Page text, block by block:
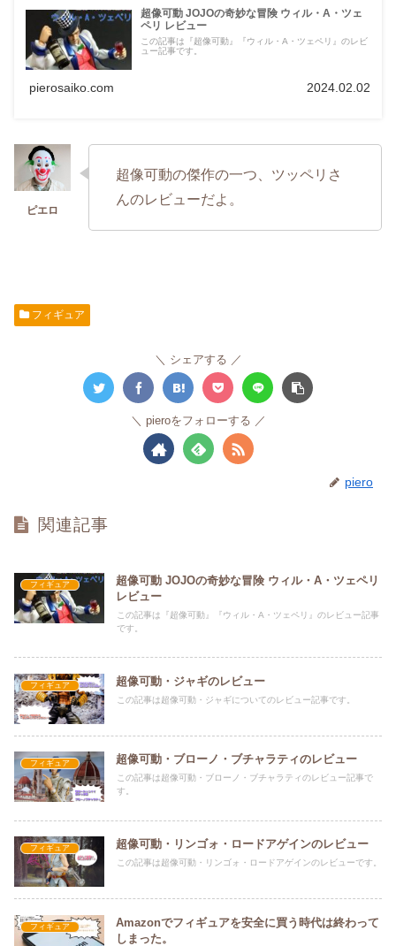
超像可動 JOJOの奇妙な冒険 ウィル・A・ツェ
ペリ レビュー
この記事は『超像可動』『ウィル・A・ツェペリ』のレビ
ュー記事です。
pierosaiko.com 2024.02.02
超像可動の傑作の一つ、ツッペリさ
んのレビューだよ。
フィギュア
シェアする
pieroをフォローする
piero
関連記事
フィギュア
超像可動 JOJOの奇妙な冒険 ウィル・A・ツェペリ
レビュー
この記事は『超像可動』『ウィル・A・ツェペリ』のレビュー記事
です。
フィギュア 超像可動・ジャギのレビュー
この記事は超像可動・ジャギについてのレビュー記事です。
フィギュア 超像可動・ブローノ・ブチャラティのレビュー
この記事は超像可動・ブローノ・ブチャラティのレビュー記事で
す。
フィギュア 超像可動・リンゴォ・ロードアゲインのレビュー
この記事は超像可動・リンゴォ・ロードアゲインのレビューです。
フィギュア
Amazonでフィギュアを安全に買う時代は終わって
しまった。